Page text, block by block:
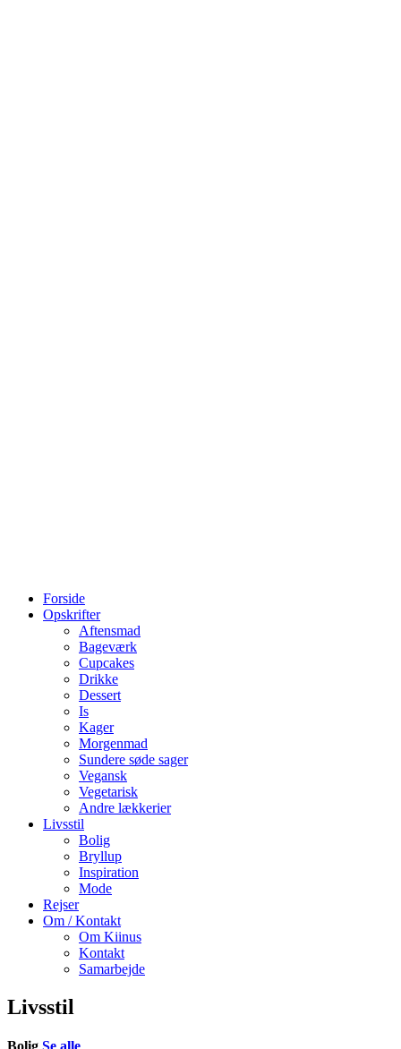
Forside
Opskrifter
Aftensmad
Bageværk
Cupcakes
Drikke
Dessert
Is
Kager
Morgenmad
Sundere søde sager
Vegansk
Vegetarisk
Andre lækkerier
Livsstil
Bolig
Bryllup
Inspiration
Mode
Rejser
Om / Kontakt
Om Kiinus
Kontakt
Samarbejde
Livsstil
Bolig Se alle